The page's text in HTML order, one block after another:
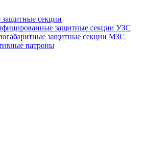
защитные секции
защитные секции УЗС
защитные секции МЗС
патроны